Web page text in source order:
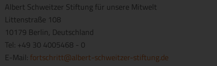
Albert Schweitzer Stiftung für unsere Mitwelt
Littenstraße 108
10179 Berlin, Deutschland
Tel: +49 30 4005468 - 0
E-Mail: fortschritt@albert-schweitzer-stiftung.de